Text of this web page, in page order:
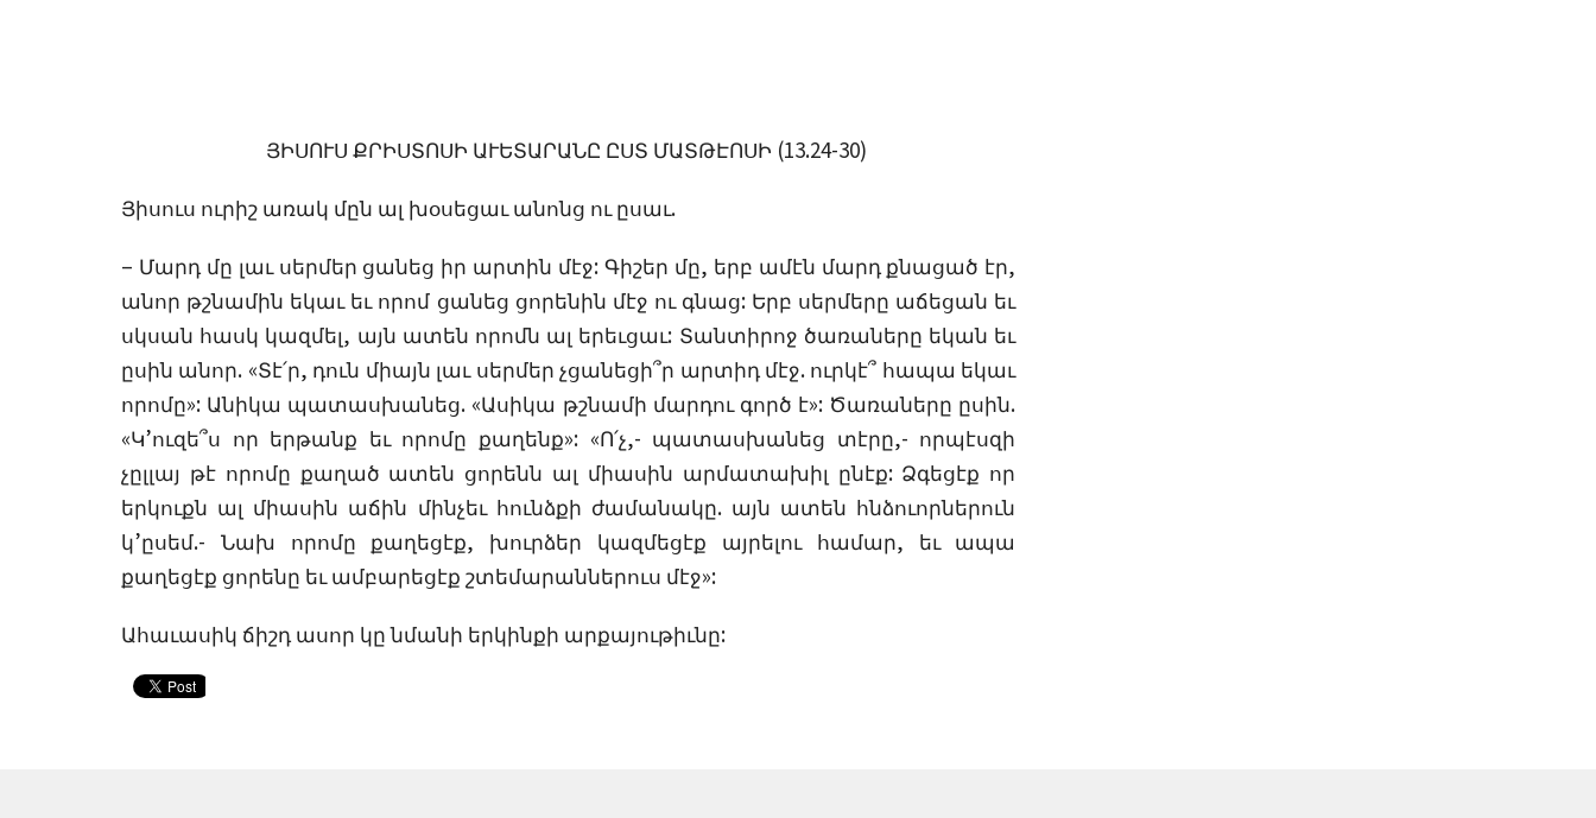
ՅԻՍՈՒՍ ՔՐԻՍՏՈՍԻ ԱՒԵՏԱՐԱՆԸ ԸՍՏ ՄԱՏԹԷՈՍԻ (13.24-30)
Յիսուս ուրիշ առակ մըն ալ խօսեցաւ անոնց ու ըսաւ.
– Մարդ մը լաւ սերմեր ցանեց իր արտին մէջ: Գիշեր մը, երբ ամէն մարդ քնացած էր,
անոր թշնամին եկաւ եւ որոմ ցանեց ցորենին մէջ ու գնաց: Երբ սերմերը աճեցան եւ
սկսան հասկ կազմել, այն ատեն որոմն ալ երեւցաւ: Տանտիրոջ ծառաները եկան եւ
ըսին անոր. «Տէ՛ր, դուն միայն լաւ սերմեր չցանեցի՞ր արտիդ մէջ. ուրկէ՞ հապա եկաւ
որոմը»: Անիկա պատասխանեց. «Ասիկա թշնամի մարդու գործ է»: Ծառաները ըսին.
«Կ’ուզե՞ս որ երթանք եւ որոմը քաղենք»: «Ո՛չ,- պատասխանեց տէրը,- որպէսզի
չըլլայ թէ որոմը քաղած ատեն ցորենն ալ միասին արմատախիլ ընէք: Ձգեցէք որ
երկուքն ալ միասին աճին մինչեւ հունձքի ժամանակը. այն ատեն հնձուորներուն
կ’ըսեմ.- Նախ որոմը քաղեցէք, խուրձեր կազմեցէք այրելու համար, եւ ապա
քաղեցէք ցորենը եւ ամբարեցէք շտեմարաններուս մէջ»:
Ահաւասիկ ճիշդ ասոր կը նմանի երկինքի արքայութիւնը: